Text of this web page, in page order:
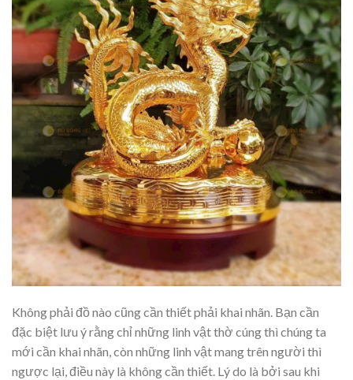
Không phải đồ nào cũng cần thiết phải khai nhãn. Bạn cần
đặc biệt lưu ý rằng chỉ những linh vật thờ cúng thì chúng ta
mới cần khai nhãn, còn những linh vật mang trên người thì
ngược lại, điều này là không cần thiết. Lý do là bởi sau khi